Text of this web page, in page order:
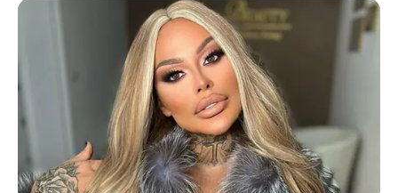
6. Освен производство на јајца, со што
друго може да се пофали вашата
фирма?
– Самите клиенти ни бараа тоа што им е